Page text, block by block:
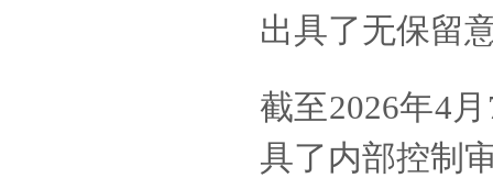
出具了无保留
截至2026年4
具了内部控制